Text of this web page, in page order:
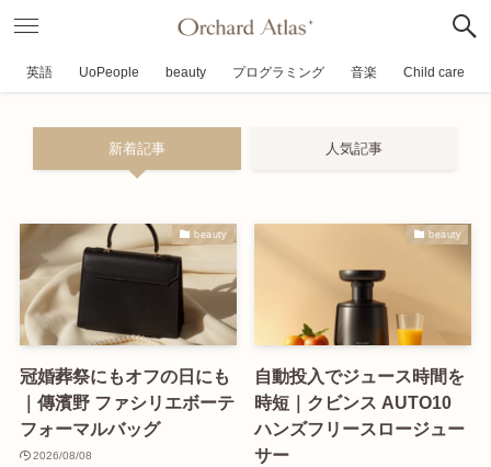
英語 UoPeople beauty プログラミング 音楽 Child care
新着記事 人気記事
beauty
冠婚葬祭にもオフの日にも
｜傳濱野 ファシリエボーテ
フォーマルバッグ
2026/08/08
beauty
自動投入でジュース時間を
時短｜クビンス AUTO10
ハンズフリースロージュー
サー